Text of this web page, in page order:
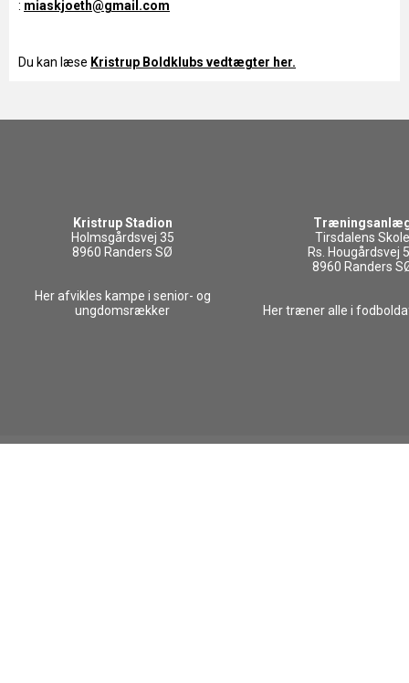
: miaskjoeth@gmail.com
Du kan læse Kristrup Boldklubs vedtægter her.
Kristrup Stadion
Holmsgårdsvej 35
8960 Randers SØ
Her afvikles kampe i senior- og
ungdomsrækker
Tirsdalens Skole
Rs. Hougårdsvej
8960 Randers
Her træner alle i